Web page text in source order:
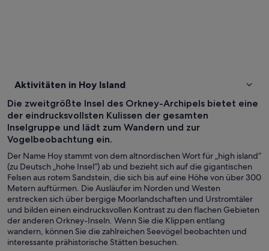
Aktivitäten in Hoy Island
Die zweitgrößte Insel des Orkney-Archipels bietet eine
der eindrucksvollsten Kulissen der gesamten
Inselgruppe und lädt zum Wandern und zur
Vogelbeobachtung ein.
Der Name Hoy stammt von dem altnordischen Wort für „high island“
(zu Deutsch „hohe Insel“) ab und bezieht sich auf die gigantischen
Felsen aus rotem Sandstein, die sich bis auf eine Höhe von über 300
Metern auftürmen. Die Ausläufer im Norden und Westen
erstrecken sich über bergige Moorlandschaften und Urstromtäler
und bilden einen eindrucksvollen Kontrast zu den flachen Gebieten
der anderen Orkney-Inseln. Wenn Sie die Klippen entlang
wandern, können Sie die zahlreichen Seevögel beobachten und
interessante prähistorische Stätten besuchen.